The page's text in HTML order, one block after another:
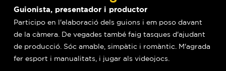
Guionista, presentador i productor
Participo en l'elaboració dels guions i em poso davant
de la càmera. De vegades també faig tasques d'ajudant
de producció. Sóc amable, simpàtic i romàntic. M'agrada
fer esport i manualitats, i jugar als videojocs.